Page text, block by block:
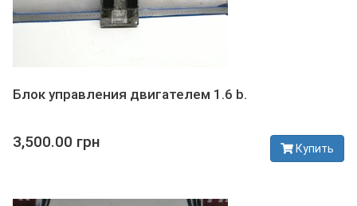
Блок управления двигателем 1.6 b.
3,500.00 грн Купить